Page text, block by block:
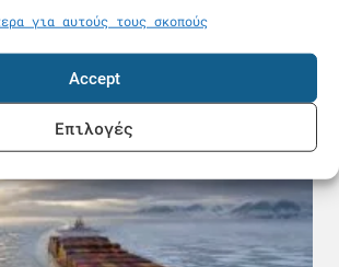
για αυτούς τους σκοπούς
Accept
Επιλογές
κινδυνεύει να χάσει τη
«Κάθε καλοκαίρι οι ίδιες